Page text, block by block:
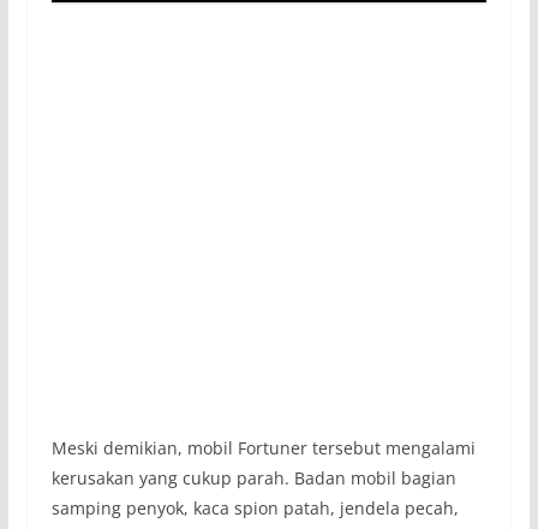
Meski demikian, mobil Fortuner tersebut mengalami
kerusakan yang cukup parah. Badan mobil bagian
samping penyok, kaca spion patah, jendela pecah,